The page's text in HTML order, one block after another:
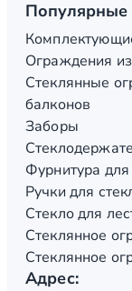
Популярные
Ограждения
Стеклянные
балконов
Заборы
Фурнитура
Ручки для
Стекло для
Стеклянное
Стеклянное
Адрес: